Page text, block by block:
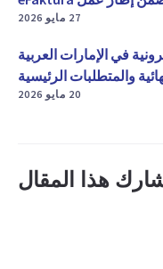
27 مايو 2026
في الإمارات العربية
والمتطلبات الرئيسية
20 مايو 2026
هذا المقال